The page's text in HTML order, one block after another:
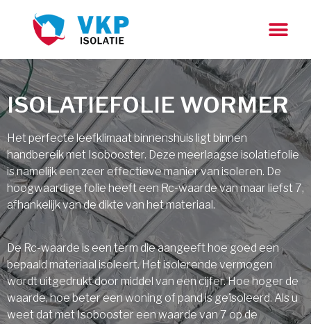
ISOLATIEFOLIE WORMER
Het perfecte leefklimaat binnenshuis ligt binnen
handbereik met Isobooster. Deze meerlaagse isolatiefolie
is namelijk een zeer effectieve manier van isoleren. De
hoogwaardige folie heeft een Rc-waarde van maar liefst 7,
afhankelijk van de dikte van het materiaal.
De Rc-waarde is een term die aangeeft hoe goed een
bepaald materiaal isoleert. Het isolerende vermogen
wordt uitgedrukt door middel van een cijfer. Hoe hoger de
waarde, hoe beter een woning of pand is geïsoleerd. Als u
weet dat met Isobooster een waarde van 7 op de